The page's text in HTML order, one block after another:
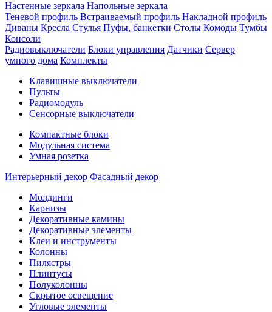
Настенные зеркала Напольные зеркала
Теневой профиль Встраиваемый профиль Накладной профиль
Диваны Кресла Стулья Пуфы, банкетки Столы Комоды Тумбы
Консоли
Радиовыключатели Блоки управления Датчики Сервер
умного дома Комплекты
Клавишные выключатели
Пульты
Радиомодуль
Сенсорные выключатели
Компактные блоки
Модульная система
Умная розетка
Интерьерный декор Фасадный декор
Молдинги
Карнизы
Декоративные камины
Декоративные элементы
Клеи и инструменты
Колонны
Пилястры
Плинтусы
Полуколонны
Скрытое освещение
Угловые элементы